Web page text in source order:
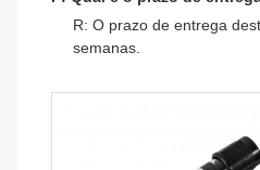
R: O prazo de entrega
semanas.